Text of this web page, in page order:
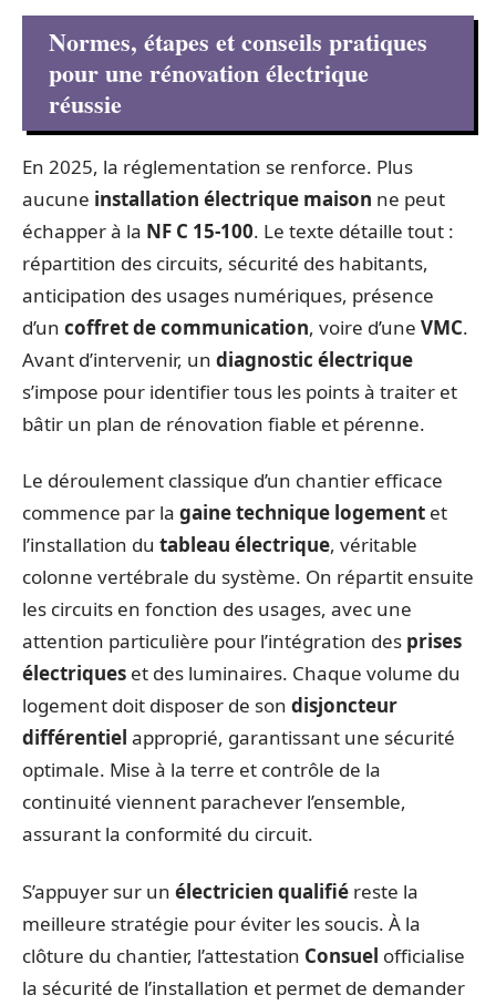
Normes, étapes et conseils pratiques
pour une rénovation électrique
réussie
En 2025, la réglementation se renforce. Plus
aucune installation électrique maison ne peut
échapper à la NF C 15-100. Le texte détaille tout :
répartition des circuits, sécurité des habitants,
anticipation des usages numériques, présence
d’un coffret de communication, voire d’une VMC.
Avant d’intervenir, un diagnostic électrique
s’impose pour identifier tous les points à traiter et
bâtir un plan de rénovation fiable et pérenne.
Le déroulement classique d’un chantier efficace
commence par la gaine technique logement et
l’installation du tableau électrique, véritable
colonne vertébrale du système. On répartit ensuite
les circuits en fonction des usages, avec une
attention particulière pour l’intégration des prises
électriques et des luminaires. Chaque volume du
logement doit disposer de son disjoncteur
différentiel approprié, garantissant une sécurité
optimale. Mise à la terre et contrôle de la
continuité viennent parachever l’ensemble,
assurant la conformité du circuit.
S’appuyer sur un électricien qualifié reste la
meilleure stratégie pour éviter les soucis. À la
clôture du chantier, l’attestation Consuel officialise
la sécurité de l’installation et permet de demander